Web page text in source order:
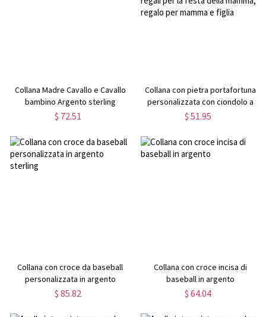
Collana Madre Cavallo e Cavallo
bambino Argento sterling
$ 72.51
Collana con pietra portafortuna
personalizzata con ciondolo a
ferro di cavallo, regali per la
mamma e figlia
$ 51.95
Collana con croce da baseball
personalizzata in argento
sterling
$ 85.82
Collana con croce incisa di
baseball in argento
$ 64.04